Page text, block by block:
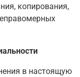
копирования,
в настоящую